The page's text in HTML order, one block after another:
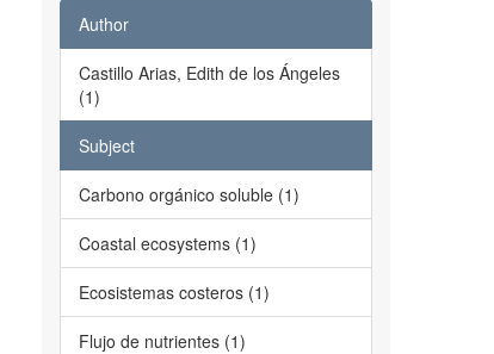
Author
Castillo Arias, Edith de los Ángeles
(1)
Subject
Carbono orgánico soluble (1)
Coastal ecosystems (1)
Ecosistemas costeros (1)
Flujo de nutrientes (1)